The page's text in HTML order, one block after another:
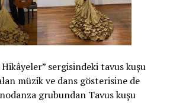
Hikâyeler” sergisindeki tavus kuşu
müzik ve dans gösterisine de
grubundan Tavus kuşu